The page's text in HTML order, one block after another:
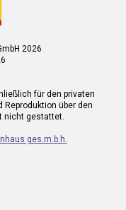
2026
für den privaten
Reproduktion über den
nicht gestattet.
ges.m.b.h.